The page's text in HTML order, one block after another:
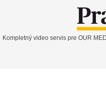
Kompletný video servis pre OUR